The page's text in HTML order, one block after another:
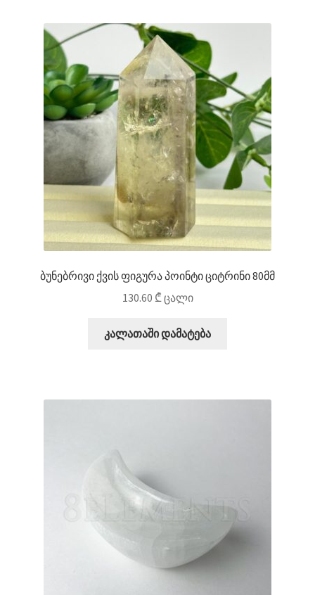
ბუნებრივი ქვის ფიგურა პოინტი ციტრინი 80მმ
130.60 ₾ ცალი
კალათაში დამატება